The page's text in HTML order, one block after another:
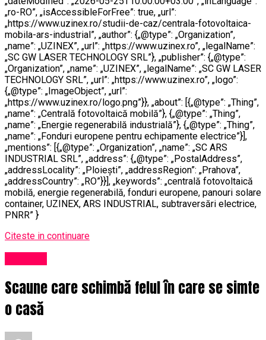
„ro-RO”, „isAccessibleForFree”: true, „url”:
„https://www.uzinex.ro/studii-de-caz/centrala-fotovoltaica-
mobila-ars-industrial”, „author”: {„@type”: „Organization”,
„name”: „UZINEX”, „url”: „https://www.uzinex.ro”, „legalName”:
„SC GW LASER TECHNOLOGY SRL”}, „publisher”: {„@type”:
„Organization”, „name”: „UZINEX”, „legalName”: „SC GW LASER
TECHNOLOGY SRL”, „url”: „https://www.uzinex.ro”, „logo”:
{„@type”: „ImageObject”, „url”:
„https://www.uzinex.ro/logo.png”}}, „about”: [{„@type”: „Thing”,
„name”: „Centrală fotovoltaică mobilă”}, {„@type”: „Thing”,
„name”: „Energie regenerabilă industrială”}, {„@type”: „Thing”,
„name”: „Fonduri europene pentru echipamente electrice”}],
„mentions”: [{„@type”: „Organization”, „name”: „SC ARS
INDUSTRIAL SRL”, „address”: {„@type”: „PostalAddress”,
„addressLocality”: „Ploiești”, „addressRegion”: „Prahova”,
„addressCountry”: „RO”}}], „keywords”: „centrală fotovoltaică
mobilă, energie regenerabilă, fonduri europene, panouri solare
container, UZINEX, ARS INDUSTRIAL, subtraversări electrice,
PNRR” }
Citeste in continuare
Scaune care schimbă felul în care se simte
o casă